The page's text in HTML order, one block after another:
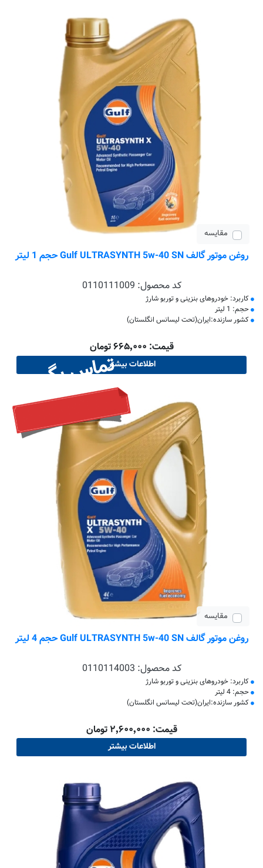
مقایسه
روغن موتور گالف Gulf ULTRASYNTH 5w-40 SN حجم 1 لیتر
کد محصول: 0110111009
کاربرد: خودروهای بنزینی و توربو شارژ
حجم: 1 لیتر
کشور سازنده:ایران(تحت لیسانس انگلستان)
قیمت: ۶۶۵٬۰۰۰ تومان
اطلاعات بیشترتماس بگیرید
مقایسه
روغن موتور گالف Gulf ULTRASYNTH 5w-40 SN حجم 4 لیتر
کد محصول: 0110114003
کاربرد: خودروهای بنزینی و توربو شارژ
حجم: 4 لیتر
کشور سازنده:ایران(تحت لیسانس انگلستان)
قیمت: ۲٬۶۰۰٬۰۰۰ تومان
اطلاعات بیشتر